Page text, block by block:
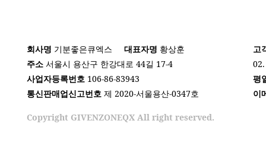
회사명 기분좋은큐엑스 대표자명 황상훈
주소 서울시 용산구 한강대로 44길 17-4
사업자등록번호 106-86-83943
통신판매업신고번호 제 2020-서울용산-0347호
Copyright GIVENZONEQX All right reserved.
고
평
이